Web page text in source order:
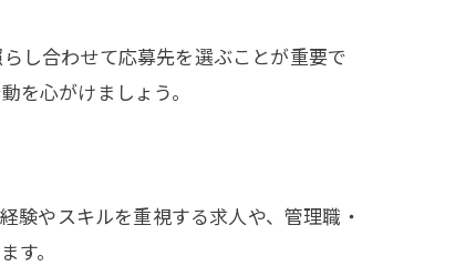
し合わせて応募先を選ぶことが重要で
を心がけましょう。
験やスキルを重視する求人や、管理職・
す。